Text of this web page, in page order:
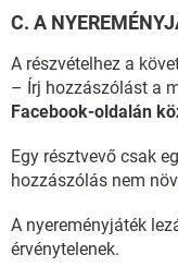
C. A
A részvételhez a
– Írj hozzászólást a
Facebook-oldalán
Egy résztvevő csak
hozzászólás nem
A nyereményjáték
érvénytelenek.